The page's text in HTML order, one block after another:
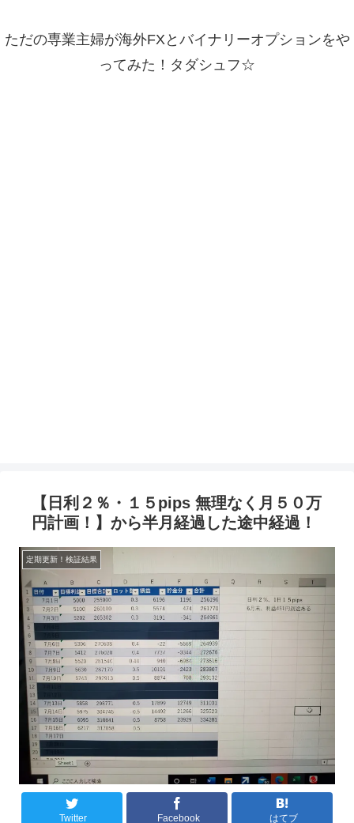
ただの専業主婦が海外FXとバイナリーオプションをや
ってみた！タダシュフ☆
【日利２％・１５pips 無理なく月５０万
円計画！】から半月経過した途中経過！
定期更新！検証結果
Twitter Facebook はてブ